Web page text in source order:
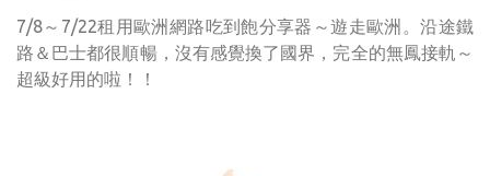
7/8～7/22租用歐洲網路吃到飽分享器～遊走歐洲。沿途鐵
路＆巴士都很順暢，沒有感覺換了國界，完全的無鳳接軌～
超級好用的啦！！